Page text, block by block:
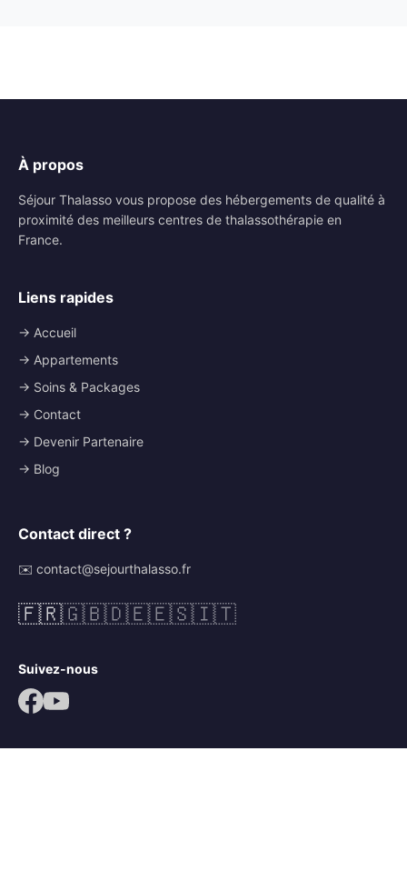
À propos
Séjour Thalasso vous propose des hébergements de qualité à
proximité des meilleurs centres de thalassothérapie en
France.
Liens rapides
→ Accueil
→ Appartements
→ Soins & Packages
→ Contact
→ Devenir Partenaire
→ Blog
Contact direct ?
✉️ contact@sejourthalasso.fr
🇫🇷🇬🇧🇩🇪🇪🇸🇮🇹
Suivez-nous